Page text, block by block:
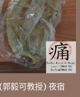
毅可教授) 夜宿